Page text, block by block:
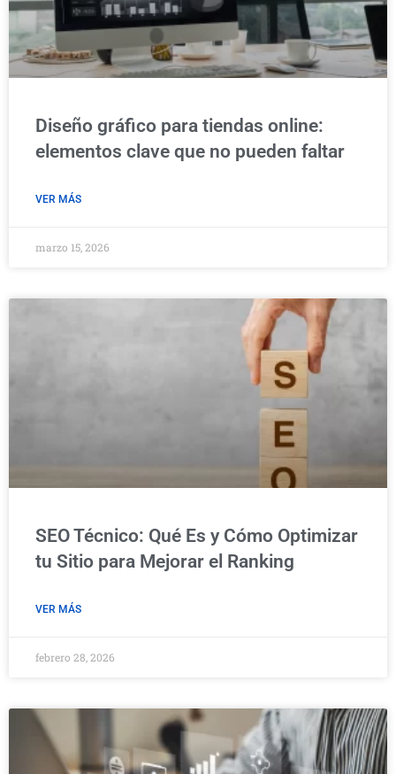
Diseño gráfico para tiendas online:
elementos clave que no pueden faltar
VER MÁS
marzo 15, 2026
SEO Técnico: Qué Es y Cómo Optimizar
tu Sitio para Mejorar el Ranking
VER MÁS
febrero 28, 2026